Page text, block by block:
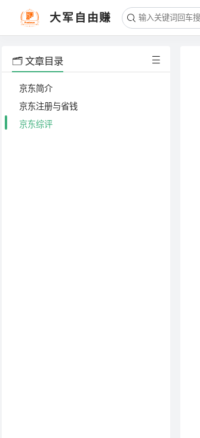
大军自由赚
🗂️ 文章目录
京东简介
京东注册与省钱
京东综评